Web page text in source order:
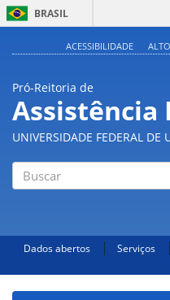
BRASIL
ACESSIBILIDADE
Pró-Reitoria de
Assistência
UNIVERSIDADE FEDERAL DE
Dados abertos Serviços